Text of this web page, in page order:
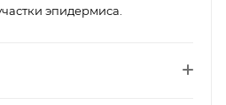
эпидермиса.